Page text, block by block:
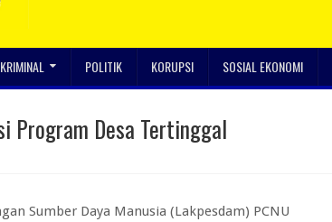
POLITIK KORUPSI SOSIAL EKONOMI
Program Desa Tertinggal
Sumber Daya Manusia (Lakpesdam) PCNU